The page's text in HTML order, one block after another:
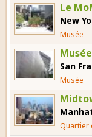
Le
New
Musée
San
Musée
Quartier